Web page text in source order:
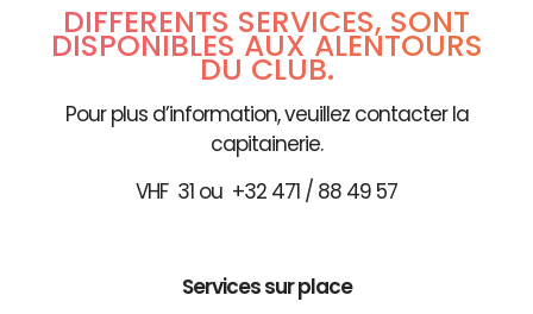
DIFFÉRENTS SERVICES, SONT
DISPONIBLES AUX ALENTOURS
DU CLUB.
Pour plus d’information, veuillez contacter la
capitainerie.
VHF 31 ou +32 471 / 88 49 57
Services sur place